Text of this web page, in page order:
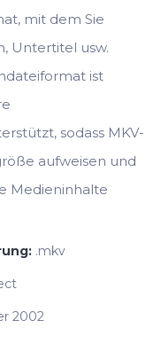
mit dem Sie
Untertitel usw.
ist
sodass MKV-
aufweisen und
Medieninhalte
.mkv
2002